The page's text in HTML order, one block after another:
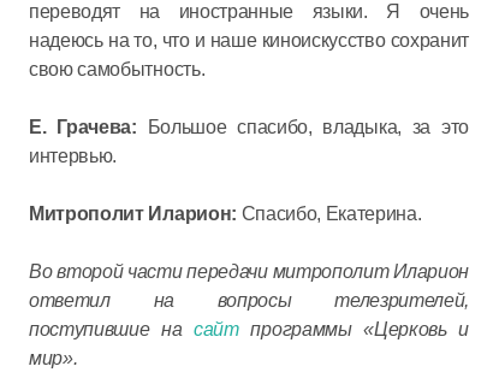
переводят на иностранные языки. Я очень
надеюсь на то, что и наше киноискусство сохранит
свою самобытность.
Е. Грачева: Большое спасибо, владыка, за это
интервью.
Митрополит Иларион: Спасибо, Екатерина.
Во второй части передачи митрополит Иларион
ответил на вопросы телезрителей,
поступившие насайтпрограммы «Церковь и
мир».